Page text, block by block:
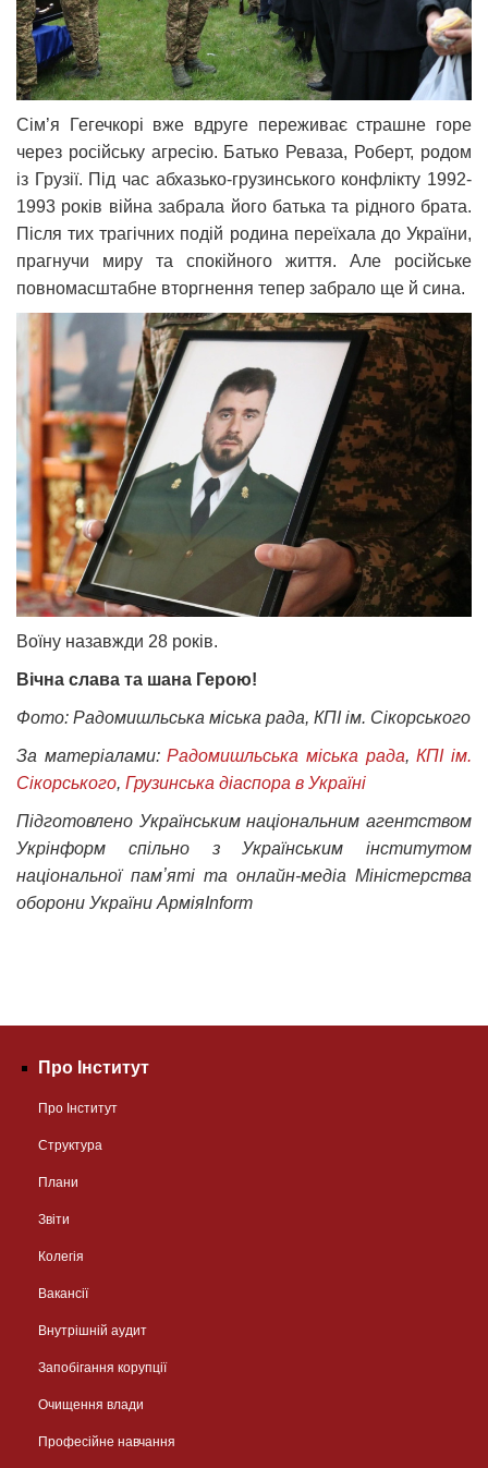
Сім’я Гегечкорі вже вдруге переживає страшне горе
через російську агресію. Батько Реваза, Роберт, родом
із Грузії. Під час абхазько-грузинського конфлікту 1992-
1993 років війна забрала його батька та рідного брата.
Після тих трагічних подій родина переїхала до України,
прагнучи миру та спокійного життя. Але російське
повномасштабне вторгнення тепер забрало ще й сина.
Воїну назавжди 28 років.
Вічна слава та шана Герою!
Фото: Радомишльська міська рада, КПІ ім. Сікорського
За матеріалами:Радомишльська міська рада,КПІ ім.
Сікорського, Грузинська діаспора в Україні
Підготовлено Українським національним агентством
Укрінформ спільно з Українським інститутом
національної памʼяті та онлайн-медіа Міністерства
оборони України АрміяInform
Про Інститут
Про Інститут
Структура
Плани
Звіти
Колегія
Вакансії
Внутрішній аудит
Запобігання корупції
Очищення влади
Професійне навчання